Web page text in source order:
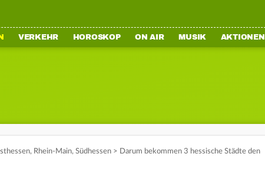
VERKEHR HOROSKOP ON AIR MUSIK AKTIONEN
, Rhein-Main, Südhessen > Darum bekommen 3 hessische Städte den